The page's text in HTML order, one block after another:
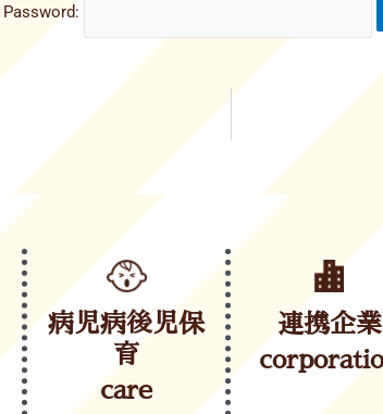
Password:
病児病後児保
育
care
連携企業